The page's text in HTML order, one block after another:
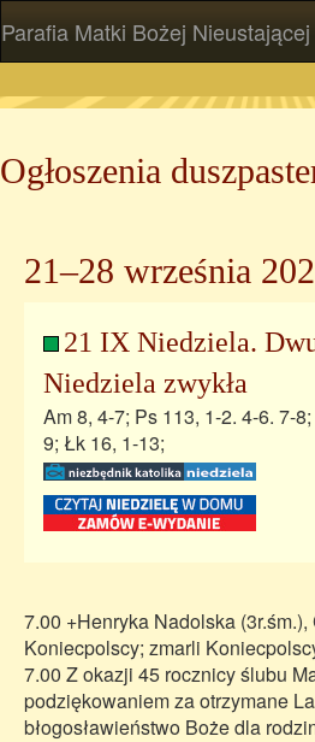
Parafia Matki Bożej
Ogłoszenia
21–28 września
21 IX Niedziela.
Niedziela zwykła
Am 8, 4-7; Ps 113, 1-2. 4-6. 7-
9; Łk 16, 1-13;
7.00 +Henryka Nadolska
Koniecpolscy; zmarli
7.00 Z okazji 45 rocznicy ślubu
podziękowaniem za otrzymane
błogosławieństwo Boże dla